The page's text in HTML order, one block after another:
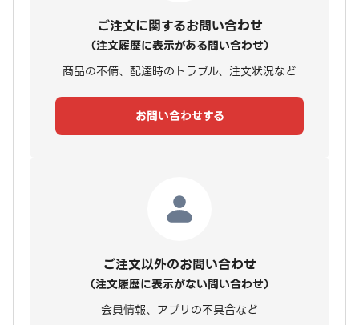
ご注文に関するお問い合わせ
（注文履歴に表示がある問い合わせ）
商品の不備、配達時のトラブル、注文状況など
お問い合わせする
ご注文以外のお問い合わせ
（注文履歴に表示がない問い合わせ）
会員情報、アプリの不具合など